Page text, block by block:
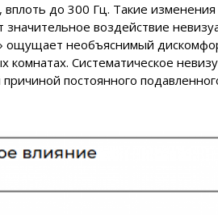
вплоть до 300 Гц. Такие
воздействие
ощущает необъяснимый
комнатах. Систематическое
постоянного